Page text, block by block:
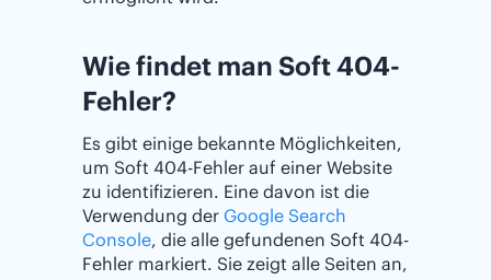
Wie findet man Soft 404-
Fehler?
Es gibt einige bekannte Möglichkeiten,
um Soft 404-Fehler auf einer Website
zu identifizieren. Eine davon ist die
Verwendung der Google Search
Console, die alle gefundenen Soft 404-
Fehler markiert. Sie zeigt alle Seiten an,